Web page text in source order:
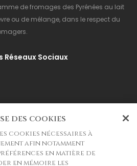
de fromages des Pyrénées au lait
ou de mélange, dans le respect du
Réseaux Sociaux
des cookies
cookies nécessaires à
afin notamment
en matière de
en mémoire les